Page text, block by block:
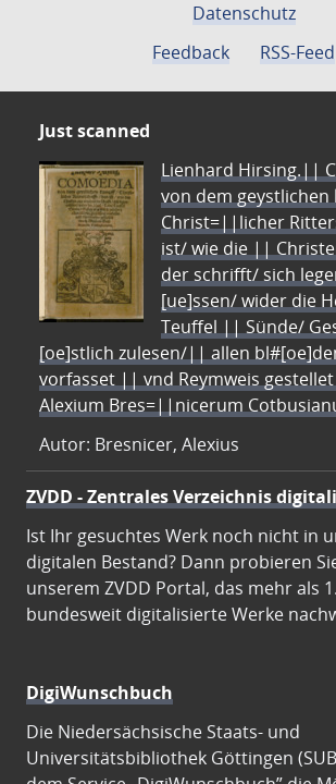
Datenschutz
Feedback
RSS-Feed
Just scanned
Lienhard Hirsing.||
von dem
Christ=||licher
ist/ wie die ||
der schrifft/ sich
[ue]ssen/ wider die
Teuffel || Sünde/
[oe]stlich zulesen/|| allen
vorfasset || vnd Reymweis
Alexium Bres=||nicerum
Autor: Bresnicer, Alexius
ZVDD - Zentrales Verzeichnis
Ist Ihr gesuchtes Werk noch nicht in
digitalen Bestand? Dann probieren
unserem ZVDD Portal, das mehr als
bundesweit digitalisierte Werke
DigiWunschbuch
Die Niedersächsische Staats- und
Universitätsbibliothek Göttingen